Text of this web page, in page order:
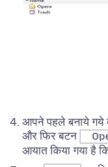
आपने पहले बनाये गये
और फिर बटन
आयात किया गया है